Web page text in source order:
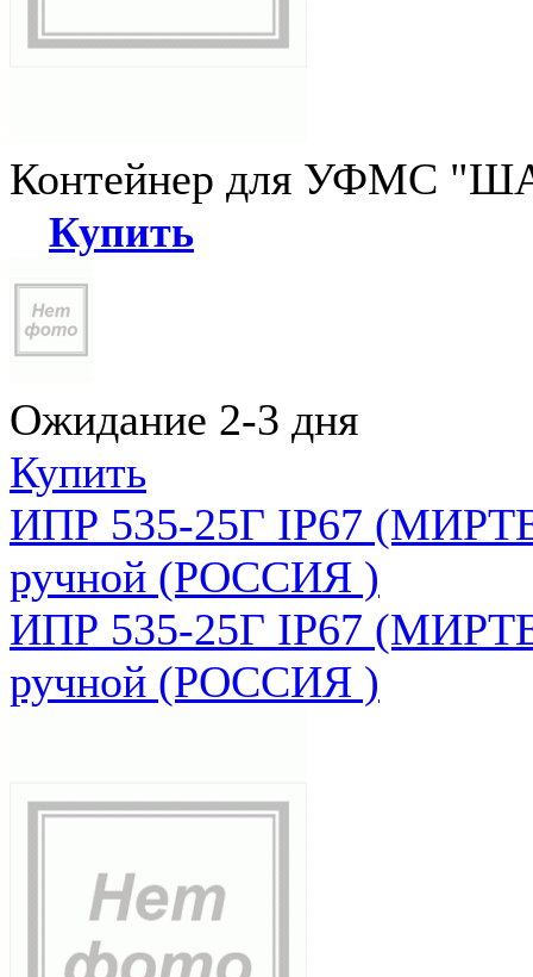
Контейнер для УФМС
Купить
Ожидание 2-3 дня
Купить
ИПР 535-25Г IP67
ручной (РОССИЯ )
ИПР 535-25Г IP67
ручной (РОССИЯ )